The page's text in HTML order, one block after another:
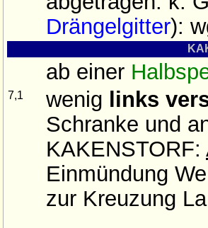
Drängelgitter):
ab einer
7,1 wenig links
Schranke und
KAKENSTORF:
Einmündung
zur Kreuzung